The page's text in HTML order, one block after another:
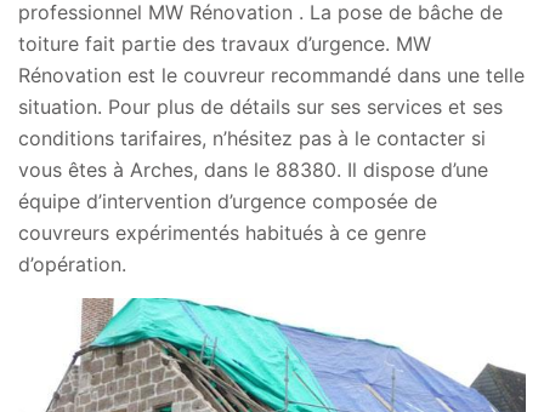
professionnel MW Rénovation . La pose de bâche de
toiture fait partie des travaux d’urgence. MW
Rénovation est le couvreur recommandé dans une telle
situation. Pour plus de détails sur ses services et ses
conditions tarifaires, n’hésitez pas à le contacter si
vous êtes à Arches, dans le 88380. Il dispose d’une
équipe d’intervention d’urgence composée de
couvreurs expérimentés habitués à ce genre
d’opération.